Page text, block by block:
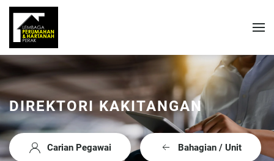
DIREKTORI KAKITANGAN
Carian Pegawai Bahagian / Unit